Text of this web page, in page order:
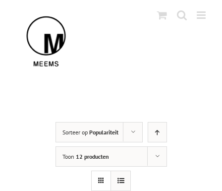
Sorteer op Populariteit
Toon 12 producten